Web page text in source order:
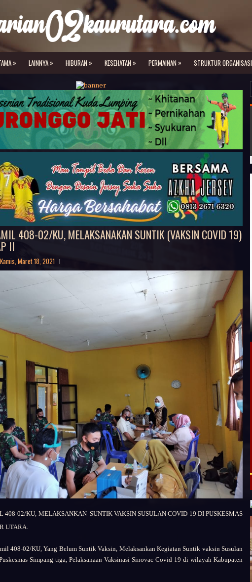
» LAINNYA » HIBURAN » KESEHATAN » PERMAINAN » STRUKTUR ORGANISASI
408-02/KU, MELAKSANAKAN SUNTIK (VAKSIN COVID 19)
II
Kamis, Maret 18, 2021
408-02/KU, MELAKSANKAN SUNTIK VAKSIN SUSULAN COVID 19 DI PUSKESMAS
UTARA.
408-02/KU, Yang Belum Suntik Vaksin, Melaksankan Kegiatan Suntik vaksin Susulan
Simpang tiga, Pelaksanaan Vaksinasi Sinovac Covid-19 di wilayah Kabupaten